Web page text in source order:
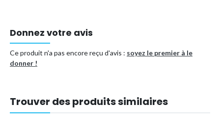
Donnez votre avis
Ce produit n'a pas encore reçu d'avis : soyez le premier à le
donner !
Trouver des produits similaires